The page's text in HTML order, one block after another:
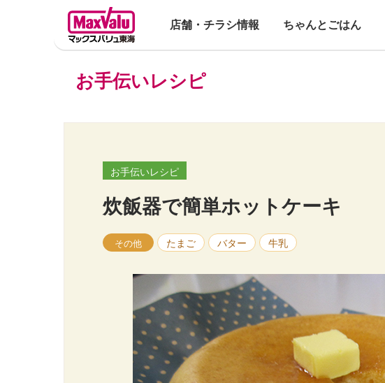
店舗・チラシ情報 ちゃんとごはん
お手伝いレシピ
お手伝いレシピ
炊飯器で簡単ホットケーキ
その他 たまご バター 牛乳